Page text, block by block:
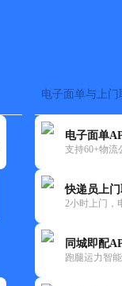
电子面单与上门
电子面单
支持60+物流
快递员上
2小时上门，
同城即配
跑腿运力智